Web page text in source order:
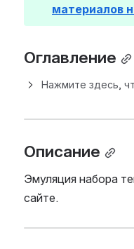
материалов
Оглавление
Нажмите здесь,
Описание
Эмуляция набора
сайте.